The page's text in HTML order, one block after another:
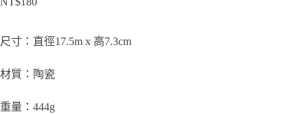
尺寸：直徑17.5m x 高7.3cm
材質：陶瓷
重量：444g